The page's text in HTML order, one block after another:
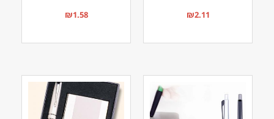
₪2.11
₪1.58